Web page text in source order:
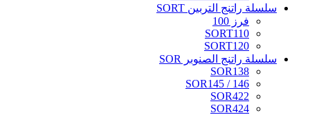
سلسلة راتنج التربين SORT
فرز 100
SORT110
SORT120
سلسلة راتنج الصنوبر SOR
SOR138
SOR145 / 146
SOR422
SOR424